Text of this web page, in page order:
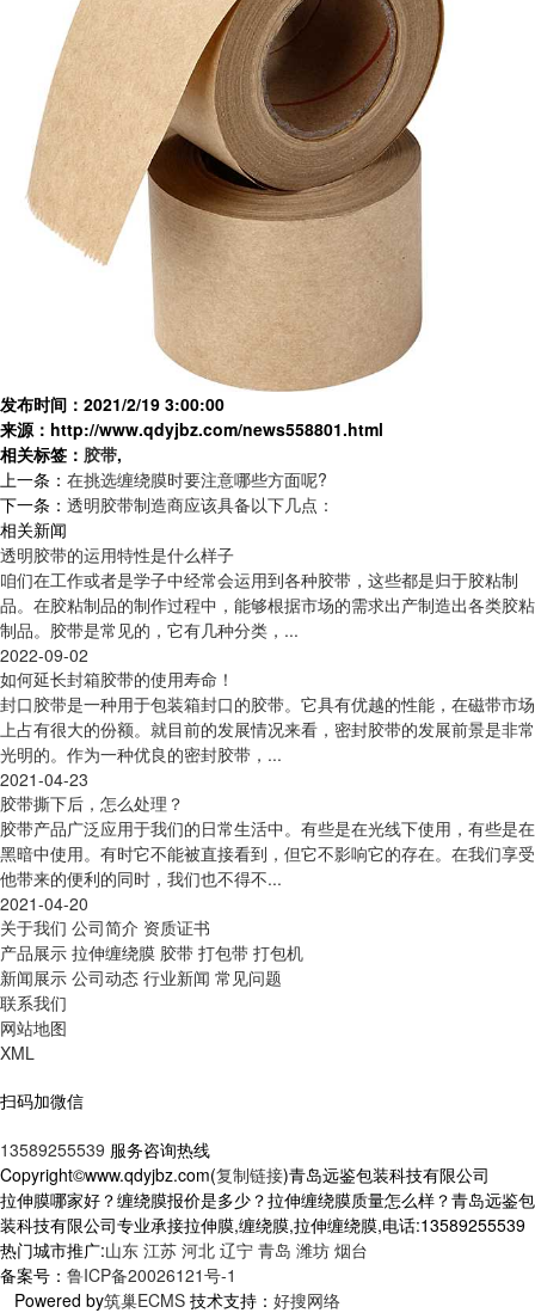
发布时间：2021/2/19 3:00:00
来源：http://www.qdyjbz.com/news558801.html
相关标签： 胶带,
上一条： 在挑选缠绕膜时要注意哪些方面呢?
下一条： 透明胶带制造商应该具备以下几点：
相关新闻
透明胶带的运用特性是什么样子
咱们在工作或者是学子中经常会运用到各种胶带，这些都是归于胶粘制
品。在胶粘制品的制作过程中，能够根据市场的需求出产制造出各类胶粘
制品。胶带是常见的，它有几种分类，...
2022-09-02
如何延长封箱胶带的使用寿命！
封口胶带是一种用于包装箱封口的胶带。它具有优越的性能，在磁带市场
上占有很大的份额。就目前的发展情况来看，密封胶带的发展前景是非常
光明的。作为一种优良的密封胶带，...
2021-04-23
胶带撕下后，怎么处理？
胶带产品广泛应用于我们的日常生活中。有些是在光线下使用，有些是在
黑暗中使用。有时它不能被直接看到，但它不影响它的存在。在我们享受
他带来的便利的同时，我们也不得不...
2021-04-20
关于我们 公司简介 资质证书
产品展示 拉伸缠绕膜 胶带 打包带 打包机
新闻展示 公司动态 行业新闻 常见问题
联系我们
网站地图
XML
扫码加微信
13589255539 服务咨询热线
Copyright©www.qdyjbz.com(复制链接)青岛远鉴包装科技有限公司
拉伸膜哪家好？缠绕膜报价是多少？拉伸缠绕膜质量怎么样？青岛远鉴包
装科技有限公司专业承接拉伸膜,缠绕膜,拉伸缠绕膜,电话:13589255539
热门城市推广:山东 江苏 河北 辽宁 青岛 潍坊 烟台
备案号： 鲁ICP备20026121号-1
Powered by筑巢ECMS 技术支持： 好搜网络